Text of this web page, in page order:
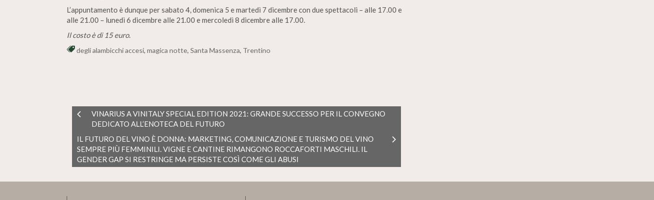
L’appuntamento è dunque per sabato 4, domenica 5 e martedì 7 dicembre con due spettacoli – alle 17.00 e
alle 21.00 – lunedì 6 dicembre alle 21.00 e mercoledì 8 dicembre alle 17.00.
Il costo è di 15 euro.
degli alambicchi accesi, magica notte, Santa Massenza, Trentino
VINARIUS A VINITALY SPECIAL EDITION 2021: GRANDE SUCCESSO PER IL CONVEGNO
DEDICATO ALL’ENOTECA DEL FUTURO
IL FUTURO DEL VINO È DONNA: MARKETING, COMUNICAZIONE E TURISMO DEL VINO
SEMPRE PIÙ FEMMINILI. VIGNE E CANTINE RIMANGONO ROCCAFORTI MASCHILI. IL
GENDER GAP SI RESTRINGE MA PERSISTE COSÌ COME GLI ABUSI